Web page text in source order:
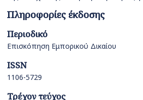
Πληροφορίες έκδοσης
Περιοδικό
Επισκόπηση Εμπορικού Δικαίου
ISSN
1106-5729
Τρέχον τεύχος